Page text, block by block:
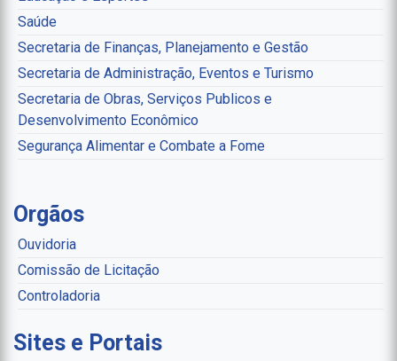
Saúde
Secretaria de Finanças, Planejamento e Gestão
Secretaria de Administração, Eventos e Turismo
Secretaria de Obras, Serviços Publicos e
Desenvolvimento Econômico
Segurança Alimentar e Combate a Fome
Orgãos
Ouvidoria
Comissão de Licitação
Controladoria
Sites e Portais